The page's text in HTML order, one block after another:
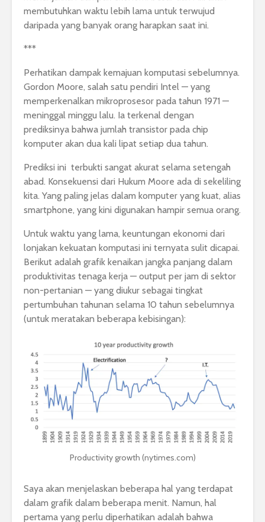
membutuhkan waktu lebih lama untuk terwujud
daripada yang banyak orang harapkan saat ini.
***
Perhatikan dampak kemajuan komputasi sebelumnya.
Gordon Moore, salah satu pendiri Intel — yang
memperkenalkan mikroprosesor pada tahun 1971 —
meninggal minggu lalu. Ia terkenal dengan
prediksinya bahwa jumlah transistor pada chip
komputer akan dua kali lipat setiap dua tahun.
Prediksi ini terbukti sangat akurat selama setengah
abad. Konsekuensi dari Hukum Moore ada di sekeliling
kita. Yang paling jelas dalam komputer yang kuat, alias
smartphone, yang kini digunakan hampir semua orang.
Untuk waktu yang lama, keuntungan ekonomi dari
lonjakan kekuatan komputasi ini ternyata sulit dicapai.
Berikut adalah grafik kenaikan jangka panjang dalam
produktivitas tenaga kerja — output per jam di sektor
non-pertanian — yang diukur sebagai tingkat
pertumbuhan tahunan selama 10 tahun sebelumnya
(untuk meratakan beberapa kebisingan):
Productivity growth (nytimes.com)
Saya akan menjelaskan beberapa hal yang terdapat
dalam grafik dalam beberapa menit. Namun, hal
pertama yang perlu diperhatikan adalah bahwa